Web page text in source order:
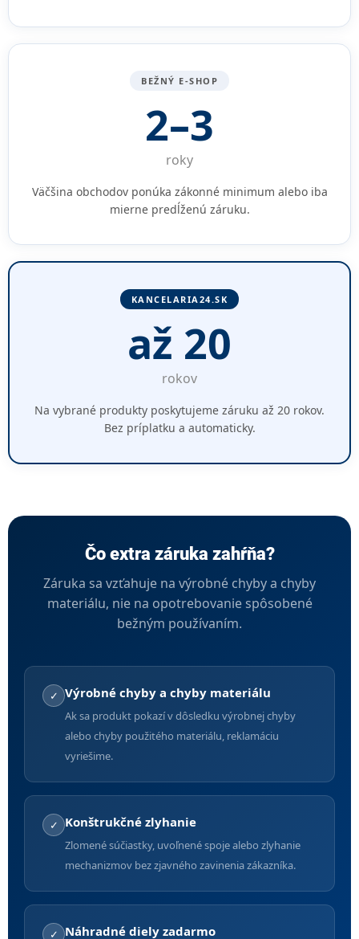
BEŽNÝ E-SHOP
2–3
roky
Väčšina obchodov ponúka zákonné minimum alebo iba
mierne predĺženú záruku.
KANCELARIA24.SK
až 20
rokov
Na vybrané produkty poskytujeme záruku až 20 rokov.
Bez príplatku a automaticky.
Čo extra záruka zahŕňa?
Záruka sa vzťahuje na výrobné chyby a chyby
materiálu, nie na opotrebovanie spôsobené
bežným používaním.
✓ Výrobné chyby a chyby materiálu
Ak sa produkt pokazí v dôsledku výrobnej chyby
alebo chyby použitého materiálu, reklamáciu
vyriešime.
✓ Konštrukčné zlyhanie
Zlomené súčiastky, uvoľnené spoje alebo zlyhanie
mechanizmov bez zjavného zavinenia zákazníka.
✓ Náhradné diely zadarmo